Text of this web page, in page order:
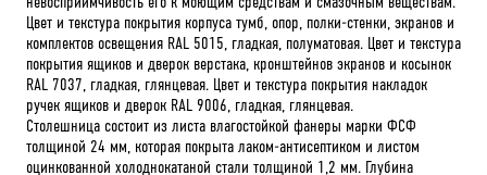
Цвет и текстура покрытия корпуса тумб, опор, полки-стенки, экранов и
комплектов освещения RAL 5015, гладкая, полуматовая. Цвет и текстура
покрытия ящиков и дверок верстака, кронштейнов экранов и косынок
RAL 7037, гладкая, глянцевая. Цвет и текстура покрытия накладок
ручек ящиков и дверок RAL 9006, гладкая, глянцевая.
Столешница состоит из листа влагостойкой фанеры марки ФСФ
толщиной 24 мм, которая покрыта лаком-антисептиком и листом
оцинкованной холоднокатаной стали толщиной 1,2 мм. Глубина